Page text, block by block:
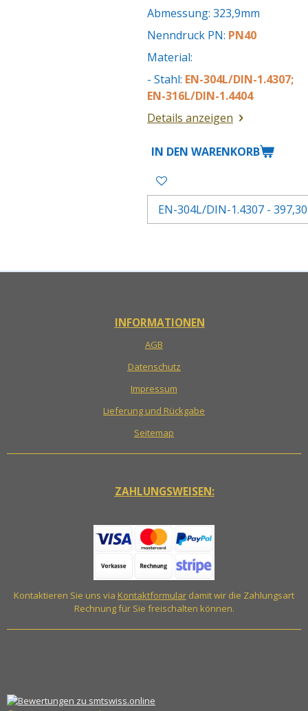
Abmessung: 323,9mm
Nenndruck PN: PN40
Material:
- Stahl: EN-304L/DIN-1.4307;
EN-316L/DIN-1.4404
Details anzeigen
IN DEN WARENKORB
INFORMATIONEN
AGB
Datenschutz
Impressum
Lieferung und Rückgabe
Seitemap
ZAHLUNGSWEISEN:
Kontaktieren Sie uns via Kontaktformular damit wir die Zahlungsart
Rechnung für Sie freischalten können.